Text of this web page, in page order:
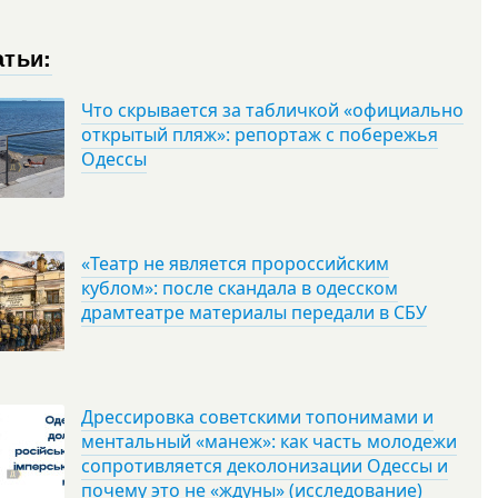
Что скрывается за табличкой «официально
открытый пляж»: репортаж с побережья
Одессы
«Театр не является пророссийским
кублом»: после скандала в одесском
драмтеатре материалы передали в СБУ
Дрессировка советскими топонимами и
ментальный «манеж»: как часть молодежи
сопротивляется деколонизации Одессы и
почему это не «ждуны» (исследование)